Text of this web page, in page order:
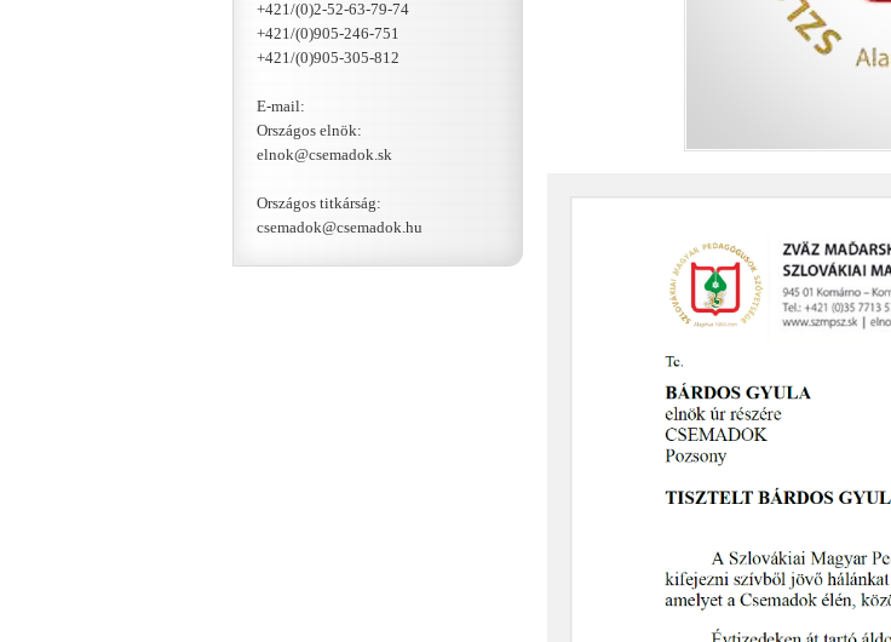
+421/(0)2-52-63-79-74
+421/(0)905-246-751
+421/(0)905-305-812
E-mail:
Országos elnök:
elnok@csemadok.sk
Országos titkárság:
csemadok@csemadok.hu